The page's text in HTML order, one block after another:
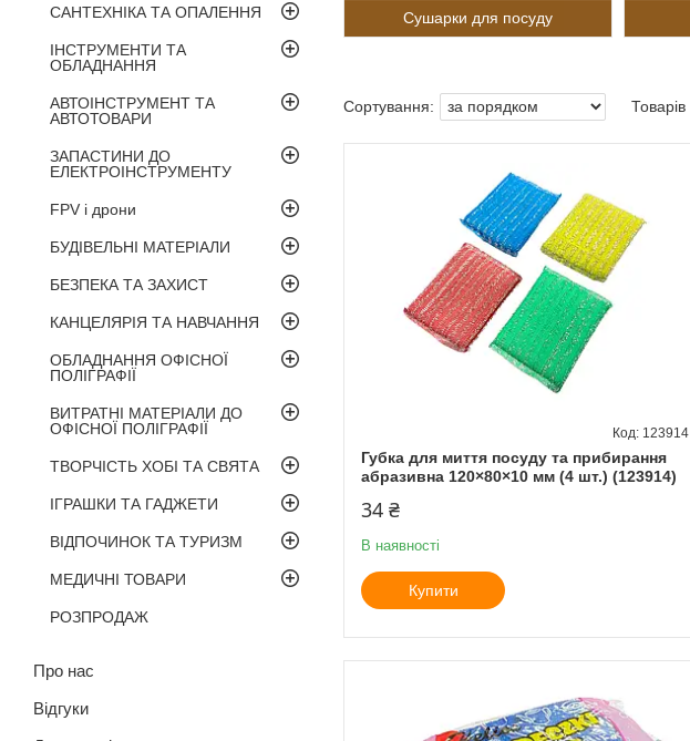
САНТЕХНІКА ТА ОПАЛЕННЯ
ІНСТРУМЕНТИ ТА
ОБЛАДНАННЯ
АВТОІНСТРУМЕНТ ТА
АВТОТОВАРИ
ЗАПАСТИНИ ДО
ЕЛЕКТРОІНСТРУМЕНТУ
FPV і дрони
БУДІВЕЛЬНІ МАТЕРІАЛИ
БЕЗПЕКА ТА ЗАХИСТ
КАНЦЕЛЯРІЯ ТА НАВЧАННЯ
ОБЛАДНАННЯ ОФІСНОЇ
ПОЛІГРАФІЇ
ВИТРАТНІ МАТЕРІАЛИ ДО
ОФІСНОЇ ПОЛІГРАФІЇ
ТВОРЧІСТЬ ХОБІ ТА СВЯТА
ІГРАШКИ ТА ГАДЖЕТИ
ВІДПОЧИНОК ТА ТУРИЗМ
МЕДИЧНІ ТОВАРИ
РОЗПРОДАЖ
Про нас
Відгуки
Сушарки для посуду
Губка для миття посуду та прибирання
абразивна 120×80×10 мм (4 шт.) (123914)
123914
34 ₴
В наявності
Купити